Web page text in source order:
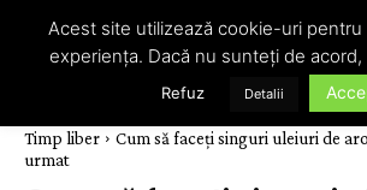
Timp liber
Cum să faceți singuri uleiuri de
urmat
Acest site utilizează cookie-uri pentru
experiența. Dacă nu sunteți de
Refuz Detalii